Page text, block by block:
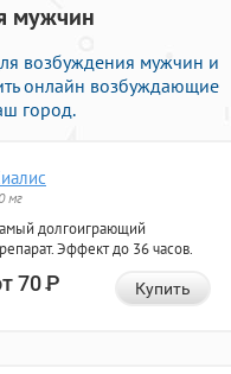
мужчин
возбуждения мужчин и
онлайн возбуждающие
город.
мг
долгоиграющий
Эффект до 36 часов.
70Р Купить